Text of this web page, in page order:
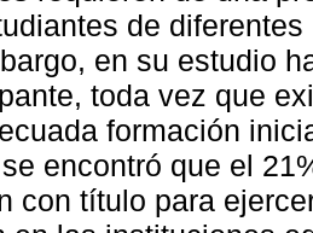
de
en su estudio
toda vez que
formación
encontró que el
con título para